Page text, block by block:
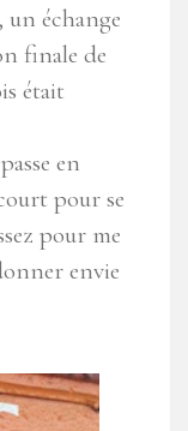
un échange
finale de
était
en
pour se
pour me
envie